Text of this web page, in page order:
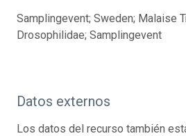
Samplingevent; Sweden; Malaise
Drosophilidae; Samplingevent
Datos externos
Los datos del recurso también